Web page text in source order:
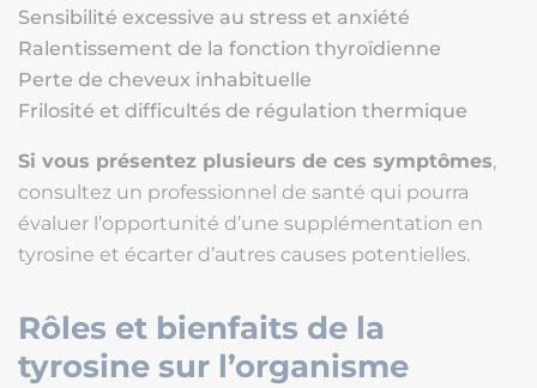
Sensibilité excessive au stress et anxiété
Ralentissement de la fonction thyroïdienne
Perte de cheveux inhabituelle
Frilosité et difficultés de régulation thermique
Si vous présentez plusieurs de ces symptômes,
consultez un professionnel de santé qui pourra
évaluer l’opportunité d’une supplémentation en
tyrosine et écarter d’autres causes potentielles.
Rôles et bienfaits de la
tyrosine sur l’organisme